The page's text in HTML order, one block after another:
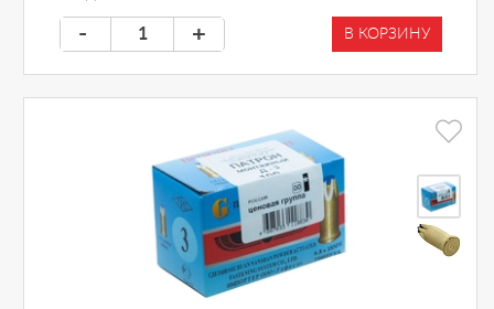
- + В КОРЗИНУ